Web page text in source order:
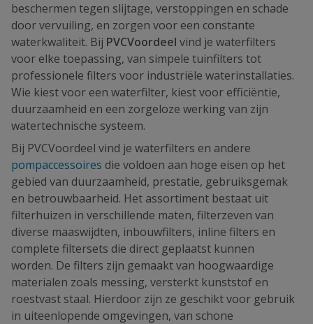
beschermen tegen slijtage, verstoppingen en schade
door vervuiling, en zorgen voor een constante
waterkwaliteit. Bij PVCVoordeel vind je waterfilters
voor elke toepassing, van simpele tuinfilters tot
professionele filters voor industriële waterinstallaties.
Wie kiest voor een waterfilter, kiest voor efficiëntie,
duurzaamheid en een zorgeloze werking van zijn
watertechnische systeem.
Bij PVCVoordeel vind je waterfilters en andere
pompaccessoires die voldoen aan hoge eisen op het
gebied van duurzaamheid, prestatie, gebruiksgemak
en betrouwbaarheid. Het assortiment bestaat uit
filterhuizen in verschillende maten, filterzeven van
diverse maaswijdten, inbouwfilters, inline filters en
complete filtersets die direct geplaatst kunnen
worden. De filters zijn gemaakt van hoogwaardige
materialen zoals messing, versterkt kunststof en
roestvast staal. Hierdoor zijn ze geschikt voor gebruik
in uiteenlopende omgevingen, van schone